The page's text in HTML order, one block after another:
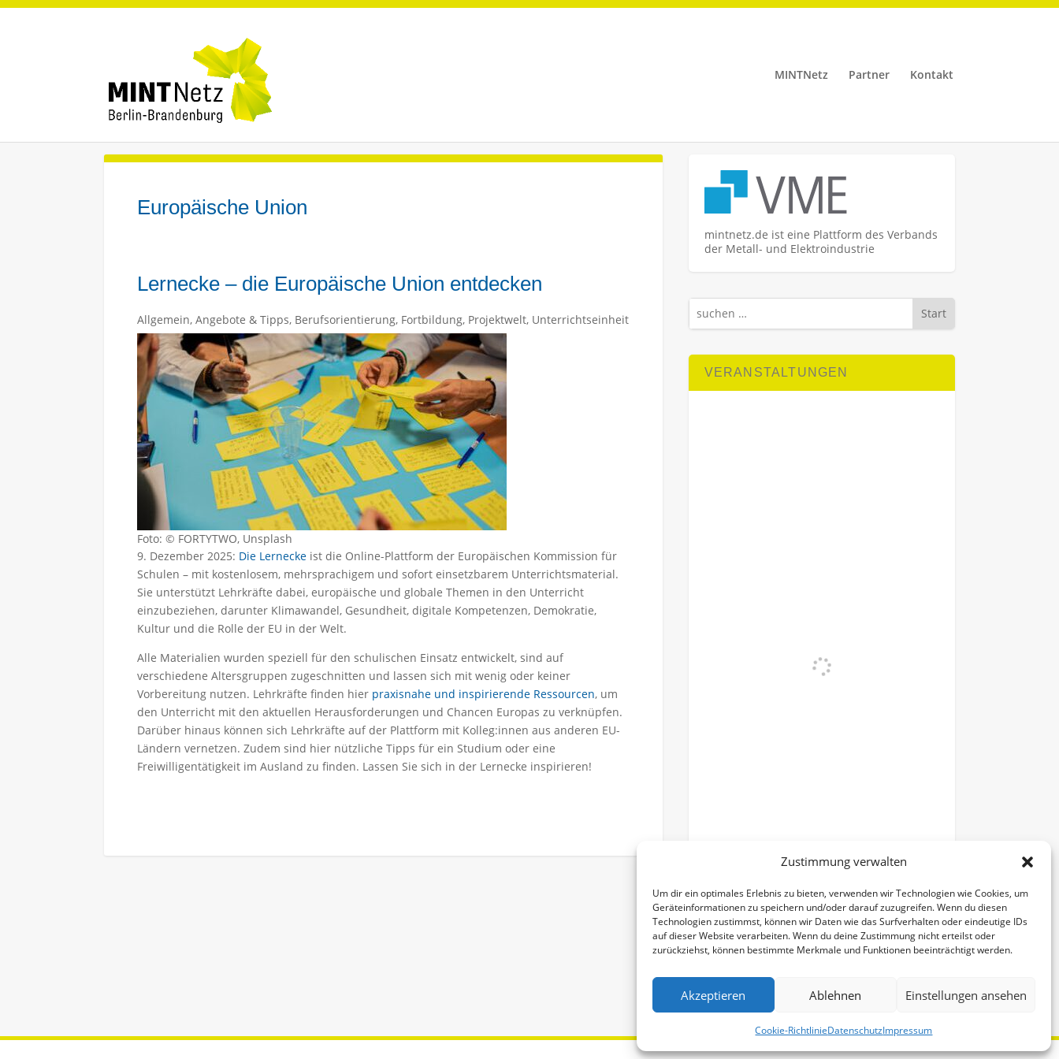
Zustimmung verwalten
Um dir ein optimales Erlebnis zu bieten, verwenden wir Technologien wie Cookies, um
Geräteinformationen zu speichern und/oder darauf zuzugreifen. Wenn du diesen
Technologien zustimmst, können wir Daten wie das Surfverhalten oder eindeutige IDs
auf dieser Website verarbeiten. Wenn du deine Zustimmung nicht erteilst oder
zurückziehst, können bestimmte Merkmale und Funktionen beeinträchtigt werden.
Akzeptieren Ablehnen Einstellungen ansehen
Cookie-RichtlinieDatenschutzImpressum
MINTNetz Partner Kontakt
Europäische Union
Lernecke – die Europäische Union entdecken
Allgemein, Angebote & Tipps, Berufsorientierung, Fortbildung, Projektwelt, Unterrichtseinheit
Foto: © FORTYTWO, Unsplash
9. Dezember 2025: Die Lernecke ist die Online-Plattform der Europäischen Kommission für
Schulen – mit kostenlosem, mehrsprachigem und sofort einsetzbarem Unterrichtsmaterial.
Sie unterstützt Lehrkräfte dabei, europäische und globale Themen in den Unterricht
einzubeziehen, darunter Klimawandel, Gesundheit, digitale Kompetenzen, Demokratie,
Kultur und die Rolle der EU in der Welt.
Alle Materialien wurden speziell für den schulischen Einsatz entwickelt, sind auf
verschiedene Altersgruppen zugeschnitten und lassen sich mit wenig oder keiner
Vorbereitung nutzen. Lehrkräfte finden hier praxisnahe und inspirierende Ressourcen, um
den Unterricht mit den aktuellen Herausforderungen und Chancen Europas zu verknüpfen.
Darüber hinaus können sich Lehrkräfte auf der Plattform mit Kolleg:innen aus anderen EU-
Ländern vernetzen. Zudem sind hier nützliche Tipps für ein Studium oder eine
Freiwilligentätigkeit im Ausland zu finden. Lassen Sie sich in der Lernecke inspirieren!
mintnetz.de ist eine Plattform des Verbands
der Metall- und Elektroindustrie
Start
VERANSTALTUNGEN